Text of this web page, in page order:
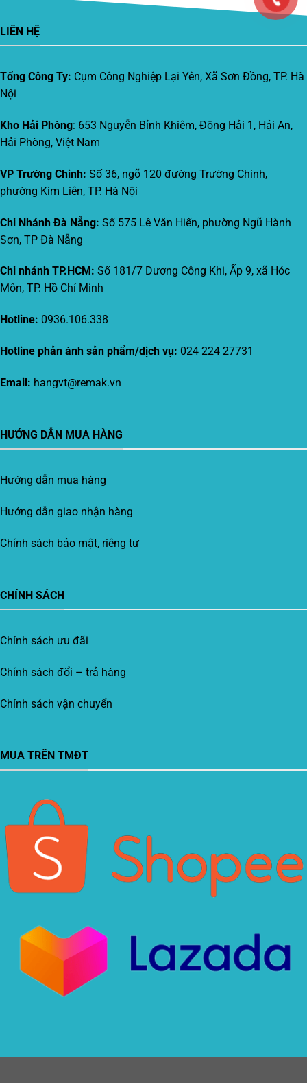
LIÊN HỆ
Tổng Công Ty: Cụm Công Nghiệp Lại Yên, Xã Sơn Đồng, TP. Hà
Nội
Kho Hải Phòng: 653 Nguyễn Bỉnh Khiêm, Đông Hải 1, Hải An,
Hải Phòng, Việt Nam
VP Trường Chinh: Số 36, ngõ 120 đường Trường Chinh,
phường Kim Liên, TP. Hà Nội
Chi Nhánh Đà Nẵng: Số 575 Lê Văn Hiến, phường Ngũ Hành
Sơn, TP Đà Nẵng
Chi nhánh TP.HCM: Số 181/7 Dương Công Khi, Ấp 9, xã Hóc
Môn, TP. Hồ Chí Minh
Hotline: 0936.106.338
Hotline phản ánh sản phẩm/dịch vụ: 024 224 27731
Email: hangvt@remak.vn
HƯỚNG DẪN MUA HÀNG
Hướng dẫn mua hàng
Hướng dẫn giao nhận hàng
Chính sách bảo mật, riêng tư
CHÍNH SÁCH
Chính sách ưu đãi
Chính sách đổi – trả hàng
Chính sách vận chuyển
MUA TRÊN TMĐT